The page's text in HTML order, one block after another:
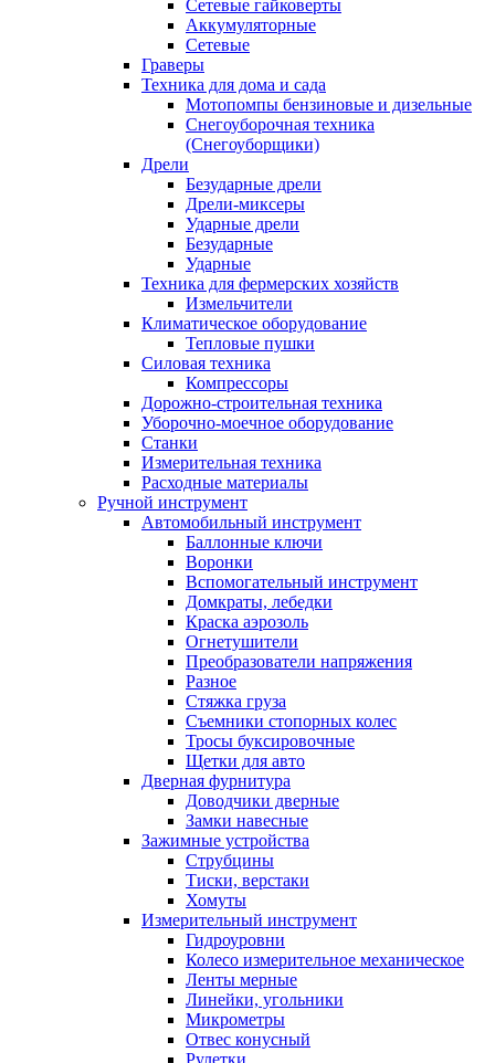
Сетевые гайковерты
Аккумуляторные
Сетевые
Граверы
Техника для дома и сада
Мотопомпы бензиновые и дизельные
Снегоуборочная техника
(Снегоуборщики)
Дрели
Безударные дрели
Дрели-миксеры
Ударные дрели
Безударные
Ударные
Техника для фермерских хозяйств
Измельчители
Климатическое оборудование
Тепловые пушки
Силовая техника
Компрессоры
Дорожно-строительная техника
Уборочно-моечное оборудование
Станки
Измерительная техника
Расходные материалы
Ручной инструмент
Автомобильный инструмент
Баллонные ключи
Воронки
Вспомогательный инструмент
Домкраты, лебедки
Краска аэрозоль
Огнетушители
Преобразователи напряжения
Разное
Стяжка груза
Съемники стопорных колес
Тросы буксировочные
Щетки для авто
Дверная фурнитура
Доводчики дверные
Замки навесные
Зажимные устройства
Струбцины
Тиски, верстаки
Хомуты
Измерительный инструмент
Гидроуровни
Колесо измерительное механическое
Ленты мерные
Линейки, угольники
Микрометры
Отвес конусный
Рулетки